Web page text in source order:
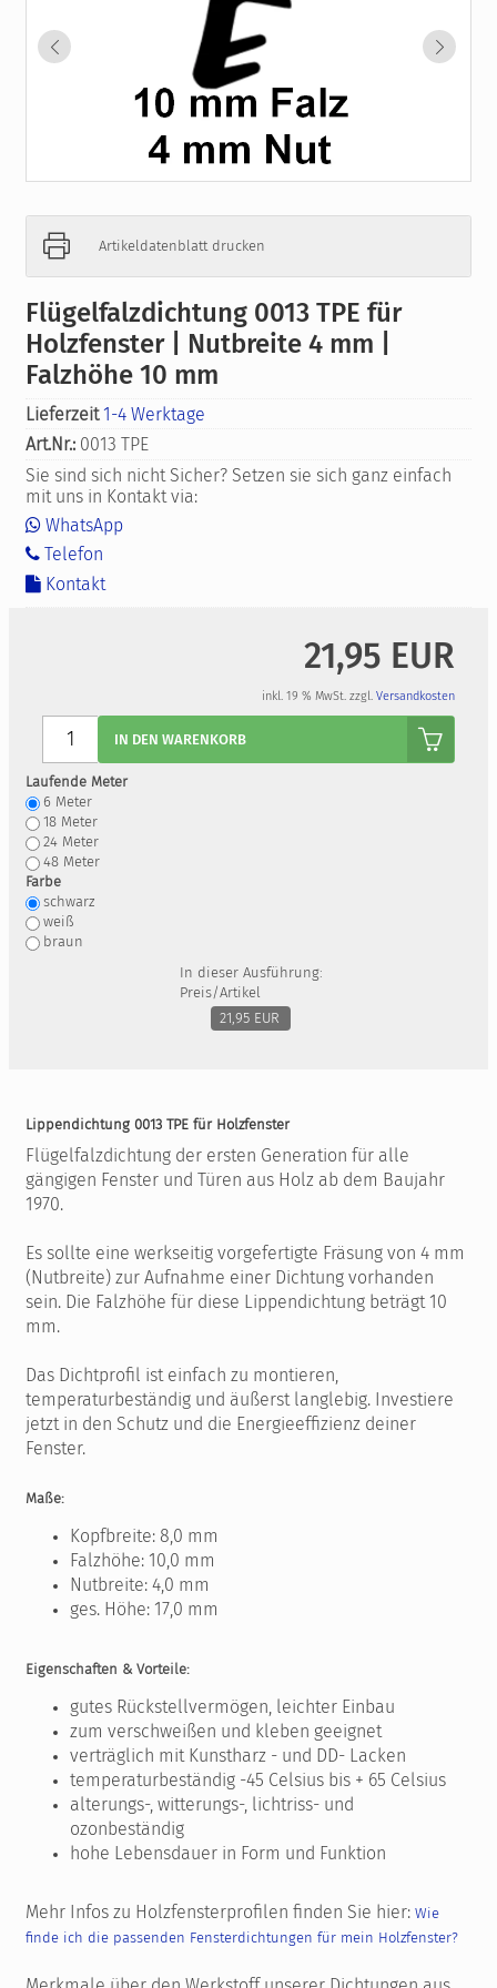
Artikeldatenblatt drucken
Flügelfalzdichtung 0013 TPE für
Holzfenster | Nutbreite 4 mm |
Falzhöhe 10 mm
Lieferzeit 1-4 Werktage
Art.Nr.: 0013 TPE
Sie sind sich nicht Sicher? Setzen sie sich ganz einfach
mit uns in Kontakt via:
WhatsApp
Telefon
Kontakt
21,95 EUR
inkl. 19 % MwSt. zzgl. Versandkosten
IN DEN WARENKORB
Laufende Meter
6 Meter
18 Meter
24 Meter
48 Meter
Farbe
schwarz
weiß
braun
In dieser Ausführung:
Preis/Artikel
21,95 EUR
Lippendichtung 0013 TPE für Holzfenster
Flügelfalzdichtung der ersten Generation für alle
gängigen Fenster und Türen aus Holz ab dem Baujahr
1970.
Es sollte eine werkseitig vorgefertigte Fräsung von 4 mm
(Nutbreite) zur Aufnahme einer Dichtung vorhanden
sein. Die Falzhöhe für diese Lippendichtung beträgt 10
mm.
Das Dichtprofil ist einfach zu montieren,
temperaturbeständig und äußerst langlebig. Investiere
jetzt in den Schutz und die Energieeffizienz deiner
Fenster.
Maße:
Kopfbreite: 8,0 mm
Falzhöhe: 10,0 mm
Nutbreite: 4,0 mm
ges. Höhe: 17,0 mm
Eigenschaften & Vorteile:
gutes Rückstellvermögen, leichter Einbau
zum verschweißen und kleben geeignet
verträglich mit Kunstharz - und DD- Lacken
temperaturbeständig -45 Celsius bis + 65 Celsius
alterungs-, witterungs-, lichtriss- und
ozonbeständig
hohe Lebensdauer in Form und Funktion
Mehr Infos zu Holzfensterprofilen finden Sie hier: Wie
finde ich die passenden Fensterdichtungen für mein Holzfenster?